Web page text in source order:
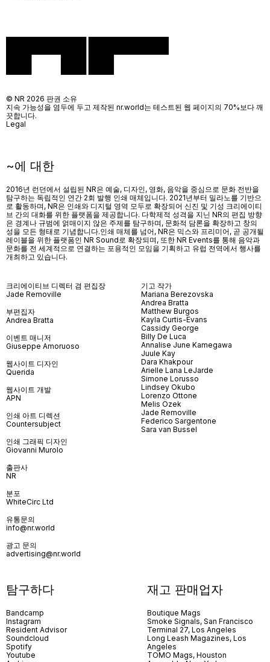
~에 대한
2016년 런던에서 설립된 NR은 예술, 디자인, 영화, 음악을 중심으로 문화 전반을
탐구하는 독립적인 연간 2회 발행 인쇄 매체입니다. 2021년부터 밀라노를 기반으
로 활동하며, NR은 인쇄와 디지털 영역 모두로 확장되어 신진 및 기성 크리에이티
브 간의 대화를 위한 플랫폼을 제공합니다. 다학제적 성격을 지닌 NR의 편집 방향
은 경계나 규범에 얽매이지 않은 주제를 탐구하며, 문화적 담론을 확장하고 창의
성을 모든 형태로 기념합니다.인쇄 매체를 넘어, NR은 믹스와 프리미어, 곧 공개될
레이블을 위한 플랫폼인 NR Sound로 확장되며, 또한 NR Events를 통해 음악과
문화를 전 세계적으로 연결하는 포용적인 모임을 기획하고 유럽 전역에서 행사를
개최하고 있습니다.
크리에이티브 디렉터 겸 편집장
Jade Removille
부편집자
Andrea Bratta
이벤트 매니저
Giuseppe Amoruoso
웹사이트 디자인
Querida
웹사이트 개발
APN
인쇄 아트 디렉션
Countersubject
인쇄 그래픽 디자인
Giovanni Murolo
출판사
NR
분포
WhiteCirc Ltd
유통문의
info@nr.world
광고 문의
advertising@nr.world
기고 작가
Mariana Berezovska
Andrea Bratta
Matthew Burgos
Kayla Curtis-Evans
Cassidy George
Billy De Luca
Annalise June Kamegawa
Juule Kay
Dara Khakpour
Arielle Lana LeJarde
Simone Lorusso
Lindsey Okubo
Lorenzo Ottone
Melis Özek
Jade Removille
Federico Sargentone
Sara van Bussel
탐구하다
Bandcamp
Instagram
Resident Advisor
Soundcloud
Spotify
Youtube
재고 판매업자
Boutique Mags
Smoke Signals, San Francisco
Terminal 27, Los Angeles
Long Leash Magazines, Los
Angeles
TOMO Mags, Houston
© NR 2026 판권 소유
지속 가능성을 염두에 두고 제작된 nr.world는 테스트된 웹 페이지의 70%보다 깨
끗합니다.
Legal